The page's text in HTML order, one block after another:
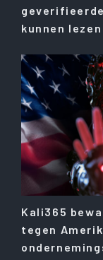
kunnen
Kali365
tegen